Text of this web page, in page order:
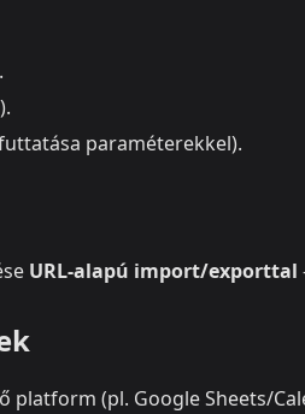
paraméterekkel).
URL‑alapú import/exporttal
platform (pl. Google Sheets/